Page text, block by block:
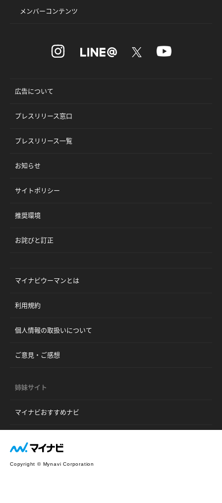
メンバーコンテンツ
広告について
プレスリリース窓口
プレスリリース一覧
お知らせ
サイトポリシー
推奨環境
お詫びと訂正
マイナビウーマンとは
利用規約
個人情報の取扱いについて
ご意見・ご感想
姉妹サイト
マイナビおすすめナビ
Copyright © Mynavi Corporation